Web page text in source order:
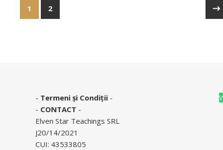
1 2
- Termeni și Condiții -
- CONTACT -
Elven Star Teachings SRL
J20/14/2021
CUI: 43533805